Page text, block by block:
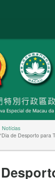
Notícias
de Desporto para